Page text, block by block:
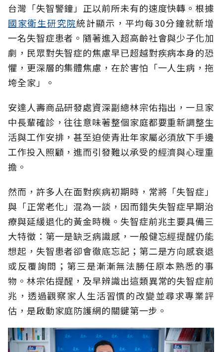
台灣「失智警鐘」正以前所未有的速度快轉。根據
國家衛生研究院統計顯示，平均每30分鐘就新增
一名失智症患者。隨著進入超高齡社會與少子化加
劇，民眾對失智症的焦慮早已超越對疾病本身的恐
懼，更深層的集體焦慮，在於害怕「一人生病，拖
垮全家」。
安達人壽商品研發處資深副總林宗佑指出，一旦家
中長輩確診，往往意味著整個家庭都要重新調整生
活與工作安排，甚至迫使青壯年家屬必須放下手邊
工作投入照顧，進而引發難以承受的經濟與心理重
擔。
然而，許多人在面對疾病初期時，常將「失智症」
與「正常老化」混為一談，因而錯失失智症早期治
療與延緩退化的黃金時機。失智症前兆主要具備三
大特徵：第一是缺乏病識感，一般健忘經提醒仍能
想起，失智患者卻會徹底忘記；第二是方向感衰退
或反覆詢問；第三是漸漸無法勝任原本熟悉的事
物。林宗佑提醒，及早辨識出這類異常的失智症前
兆，透過觀察家人生活習慣的改變並尋求專業評
估，是啟動家庭防護網的關鍵第一步。